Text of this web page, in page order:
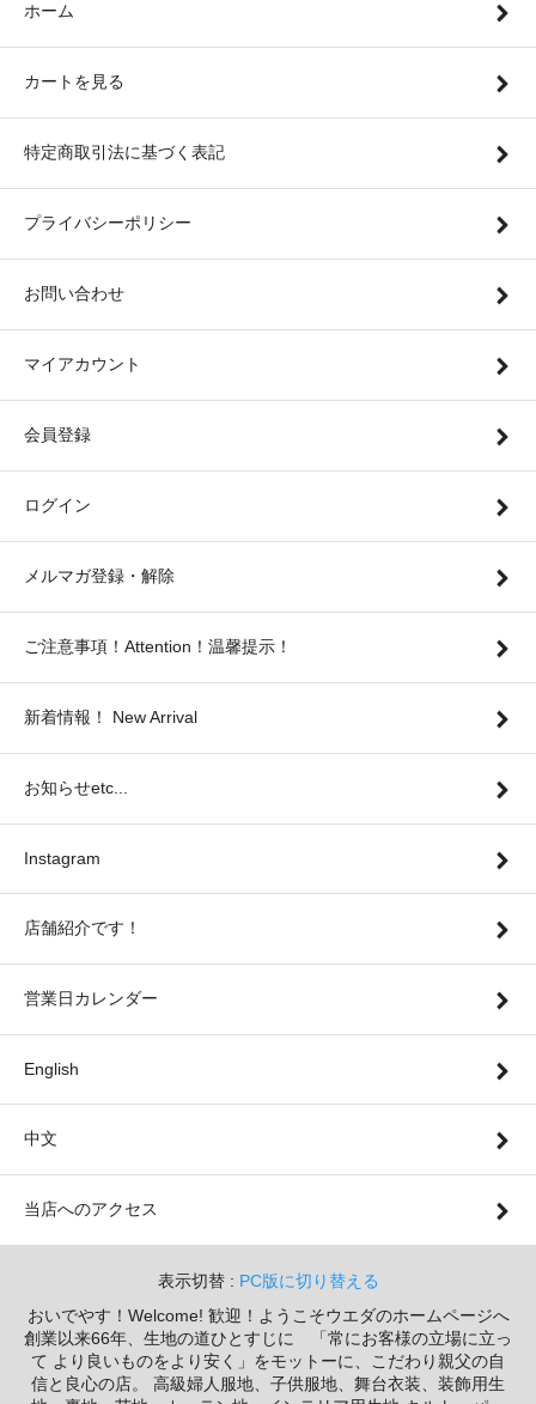
ホーム
カートを見る
特定商取引法に基づく表記
プライバシーポリシー
お問い合わせ
マイアカウント
会員登録
ログイン
メルマガ登録・解除
ご注意事項！Attention！温馨提示！
新着情報！ New Arrival
お知らせetc...
Instagram
店舗紹介です！
営業日カレンダー
English
中文
当店へのアクセス
表示切替 : PC版に切り替える
おいでやす！Welcome! 歓迎！ようこそウエダのホームページへ
創業以来66年、生地の道ひとすじに 「常にお客様の立場に立っ
て より良いものをより安く」をモットーに、こだわり親父の自
信と良心の店。 高級婦人服地、子供服地、舞台衣装、装飾用生